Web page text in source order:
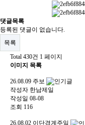
댓글목록
등록된 댓글이 없습니다.
목록
Total 430건 1 페이지
이미지 목록
26.08.09 주보
작성자 한남제일
작성일 08-08
조회 116
26.08.02 이단경계주일